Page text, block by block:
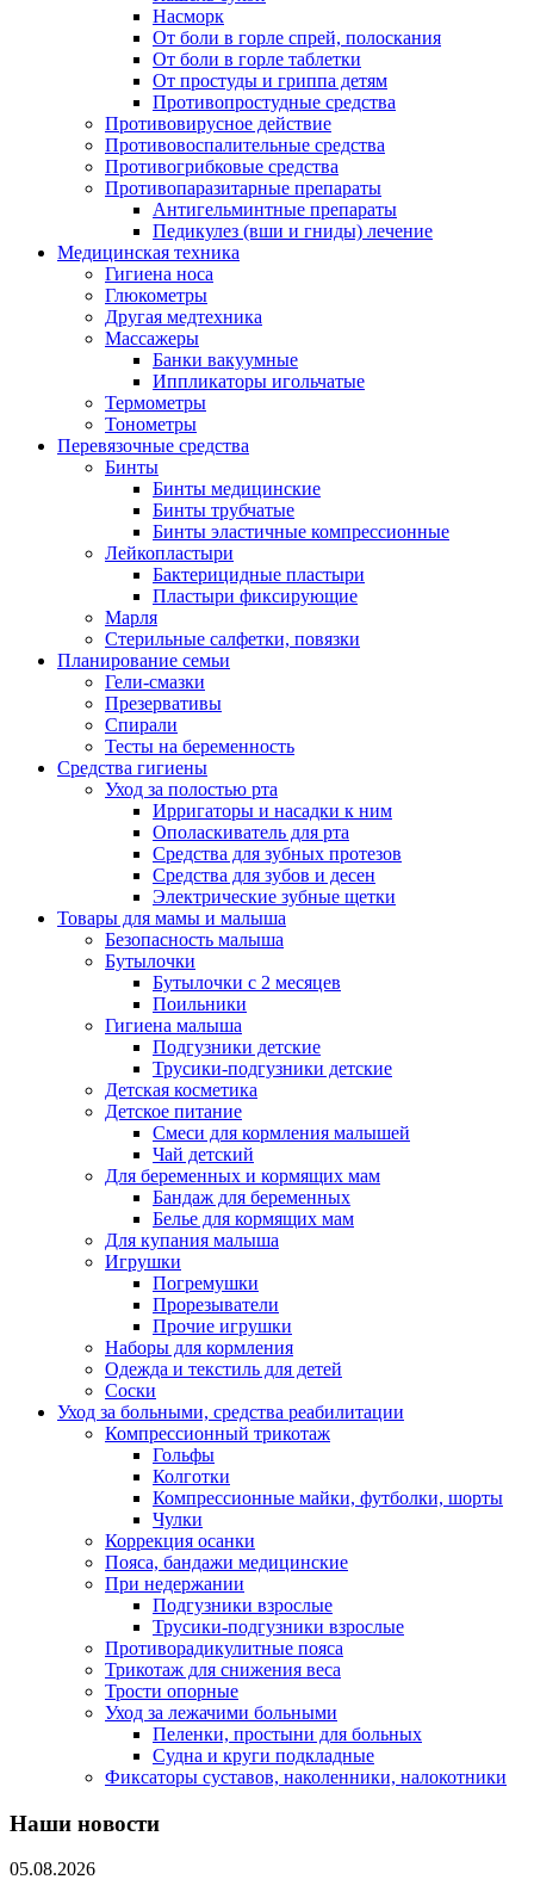
Насморк
От боли в горле спрей, полоскания
От боли в горле таблетки
От простуды и гриппа детям
Противопростудные средства
Противовирусное действие
Противовоспалительные средства
Противогрибковые средства
Противопаразитарные препараты
Антигельминтные препараты
Педикулез (вши и гниды) лечение
Медицинская техника
Гигиена носа
Глюкометры
Другая медтехника
Массажеры
Банки вакуумные
Иппликаторы игольчатые
Термометры
Тонометры
Перевязочные средства
Бинты
Бинты медицинские
Бинты трубчатые
Бинты эластичные компрессионные
Лейкопластыри
Бактерицидные пластыри
Пластыри фиксирующие
Марля
Стерильные салфетки, повязки
Планирование семьи
Гели-смазки
Презервативы
Спирали
Тесты на беременность
Средства гигиены
Уход за полостью рта
Ирригаторы и насадки к ним
Ополаскиватель для рта
Средства для зубных протезов
Средства для зубов и десен
Электрические зубные щетки
Товары для мамы и малыша
Безопасность малыша
Бутылочки
Бутылочки с 2 месяцев
Поильники
Гигиена малыша
Подгузники детские
Трусики-подгузники детские
Детская косметика
Детское питание
Смеси для кормления малышей
Чай детский
Для беременных и кормящих мам
Бандаж для беременных
Белье для кормящих мам
Для купания малыша
Игрушки
Погремушки
Прорезыватели
Прочие игрушки
Наборы для кормления
Одежда и текстиль для детей
Соски
Уход за больными, средства реабилитации
Компрессионный трикотаж
Гольфы
Колготки
Компрессионные майки, футболки, шорты
Чулки
Коррекция осанки
Пояса, бандажи медицинские
При недержании
Подгузники взрослые
Трусики-подгузники взрослые
Противорадикулитные пояса
Трикотаж для снижения веса
Трости опорные
Уход за лежачими больными
Пеленки, простыни для больных
Судна и круги подкладные
Фиксаторы суставов, наколенники, налокотники
Наши новости
05.08.2026